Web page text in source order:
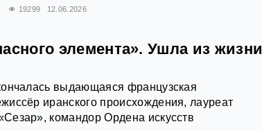
19299 12.06.2026
элемента». Ушла из жизни
выдающаяся французская
иранского происхождения, лауреат
командор Ордена искусств